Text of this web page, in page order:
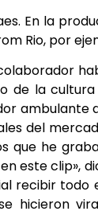
En la
Rio, por
de la
ambulante
del
que he
este clip»,
recibir
hicieron